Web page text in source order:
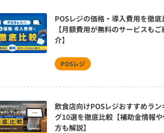
POSレジの価格・導入費用を徹底
【月額費用が無料のサービスもご
介】
POSレジ
飲食店向けPOSレジおすすめラン
グ10選を徹底比較【補助金情報
方も解説】